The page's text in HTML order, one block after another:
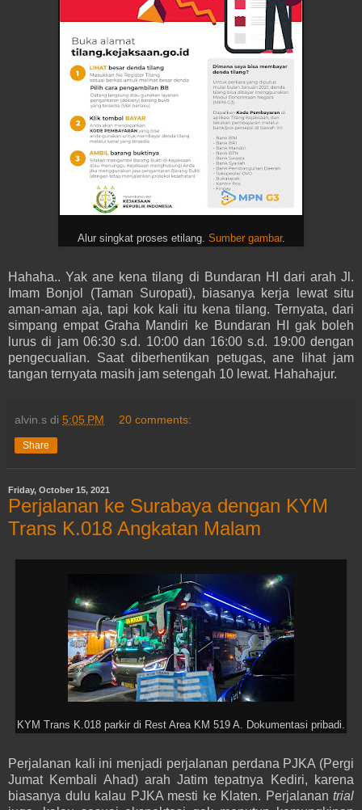
Alur singkat proses etilang. Sumber gambar.
Hahaha.. Yak ane kena tilang di Bundaran HI dari arah Jl.
Imam Bonjol (Taman Suropati), biasanya kerja lewat situ
aman-aman aja, tapi kok kali itu kena tilang. Ternyata, dari
simpang empat Graha Mandiri ke Bundaran HI gak boleh
lurus di jam 06:30 s.d. 10:00 dan 16:00 s.d. 19:00 dengan
pengecualian. Saat diberhentikan petugas, ane lihat jam
tangan ternyata masih jam setengah 10 lewat. Hahahajur.
alvin.s di 5:05 PM 20 comments:
Share
Friday, October 15, 2021
Perjalanan ke Surabaya dengan KYM
Trans K.018 Angkatan Malam
KYM Trans K.018 parkir di Rest Area KM 519 A. Dokumentasi pribadi.
Perjalanan kali ini menjadi perjalanan perdana PJKA (Pergi
Jumat Kembali Ahad) arah Jatim tepatnya Kediri, karena
biasanya dulu kalau PJKA mesti ke Klaten. Perjalanan trial